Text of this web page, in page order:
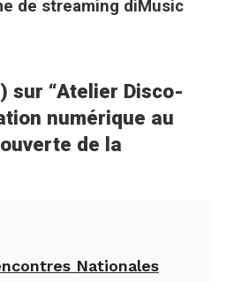
de streaming diMusic
sur “Atelier Disco-
numérique au
de la
Nationales